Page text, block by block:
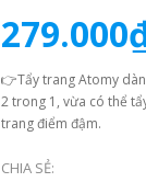
👉Tẩy trang Atomy
2 trong 1, vừa có thể
trang điểm đậm.
CHIA SẺ: